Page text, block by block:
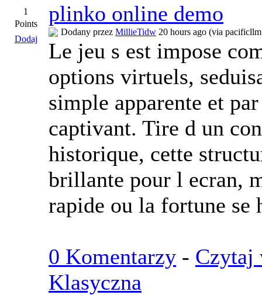
1
Points
Dodaj
plinko online demo
Dodany przez MillieTidw 20 hours ago (via
Le jeu s est impose
options virtuels,
simple apparente et
captivant. Tire d un
historique, cette
brillante pour l ecran,
rapide ou la fortune se
0 Komentarzy - Czytaj
Klasyczna